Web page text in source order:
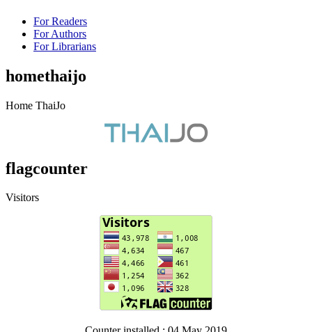
For Readers
For Authors
For Librarians
homethaijo
Home ThaiJo
flagcounter
Visitors